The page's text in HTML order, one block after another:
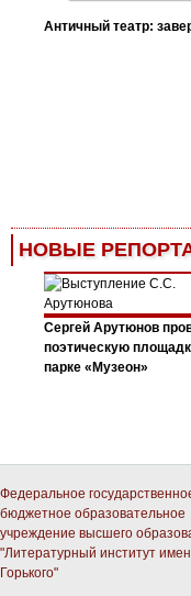
Античный театр:
НОВЫЕ
Сергей Арутюнов
поэтическую
парке «Музеон»
Федеральное
бюджетное образовательное
учреждение высшего
"Литературный институт
Горького"